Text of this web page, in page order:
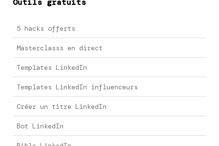
Outils gratuits
5 hacks offerts
Masterclasss en direct
Templates LinkedIn
Templates LinkedIn influenceurs
Créer un titre LinkedIn
Bot LinkedIn